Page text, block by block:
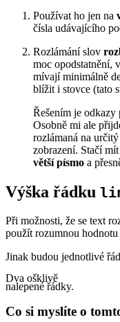
Používat ho jen na
čísla udávajícího
Rozlámání slov
moc opodstatnění,
mívají minimálně
blížit i stovce (tato
Řešením je odkazy
Osobně mi ale
rozlámaná na
zobrazení. Stačí
větší písmo a
Výška řádku
Při možnosti, že se text
použít rozumnou
Jinak budou jednotlivé
Dva ošklivě
nalepené řádky.
Co si myslíte o